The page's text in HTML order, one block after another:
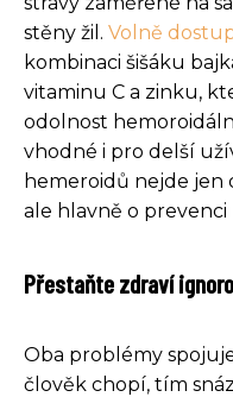
stěny žil. Volně
kombinaci šišáku
vitaminu C a zinku,
odolnost
vhodné i pro delší
hemeroidů nejde jen
ale hlavně o prevenci
Přestaňte zdraví
Oba problémy
člověk chopí, tím